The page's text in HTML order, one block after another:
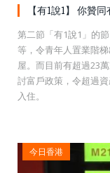
【有1說1】 你贊
第二節「有1說1」的
等，令青年人置業階
屋。而目前有超過23
討富戶政策，令超過
入住。
今日香港